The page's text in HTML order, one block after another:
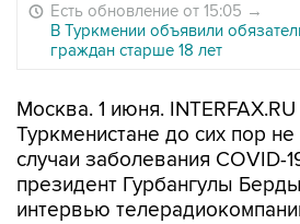
Есть обновление от 15:05 →
В Туркмении объявили
граждан старше 18 лет
Москва. 1 июня.
Туркменистане до сих пор
случаи заболевания COVID-
президент Гурбангулы
интервью